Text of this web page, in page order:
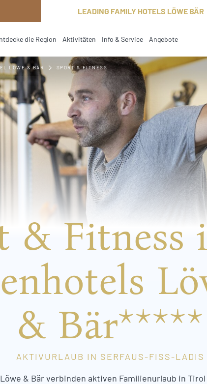
LEADING FAMILY HOTELS LÖWE BÄR
die Region Aktivitäten Info & Service Angebote
LÖWE & BÄR SPORT & FITNESS
& Fitness
& Bär*****
AKTIVURLAUB IN SERFAUS-FISS-LADIS
& Bär verbinden aktiven Familienurlaub in